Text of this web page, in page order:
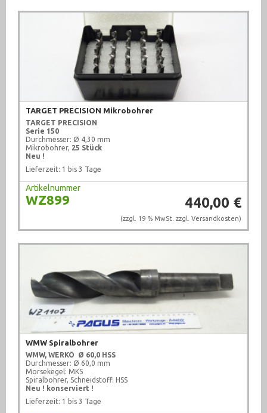
TARGET PRECISION Mikrobohrer
TARGET PRECISION
Serie 150
Durchmesser: Ø 4,30 mm
Mikrobohrer, 25 Stück
Neu !
Lieferzeit: 1 bis 3 Tage
Artikelnummer
WZ899 440,00 €
(zzgl. 19 % MwSt. zzgl. Versandkosten)
WMW Spiralbohrer
WMW, WERKÖ Ø 60,0 HSS
Durchmesser: Ø 60,0 mm
Morsekegel: MK5
Spiralbohrer, Schneidstoff: HSS
Neu ! konserviert !
Lieferzeit: 1 bis 3 Tage